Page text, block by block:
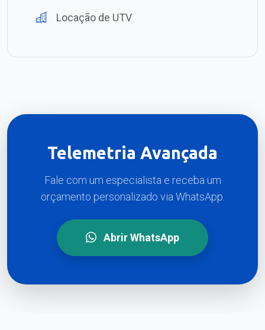
Locação de UTV
Telemetria Avançada
Fale com um especialista e receba um
orçamento personalizado via WhatsApp.
Abrir WhatsApp